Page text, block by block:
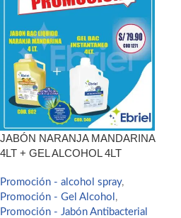
JABÓN NARANJA MANDARINA
4LT + GEL ALCOHOL 4LT
Promoción - alcohol spray,
Promoción - Gel Alcohol ,
Promoción - Jabón Antibacterial